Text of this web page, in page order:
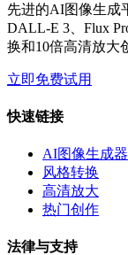
先进的AI图像生成
DALL-E 3、Flux
换和10倍高清放大
立即免费试用
快速链接
AI图像生成器
风格转换
高清放大
热门创作
法律与支持